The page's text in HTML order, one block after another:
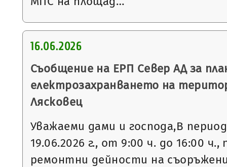
16.06.2026
Съобщение на ЕРП Север АД за
електрозахранването на
Лясковец
Уважаеми дами и господа,В
19.06.2026 г., от 9:00 ч. до 16:00
ремонтни дейности на